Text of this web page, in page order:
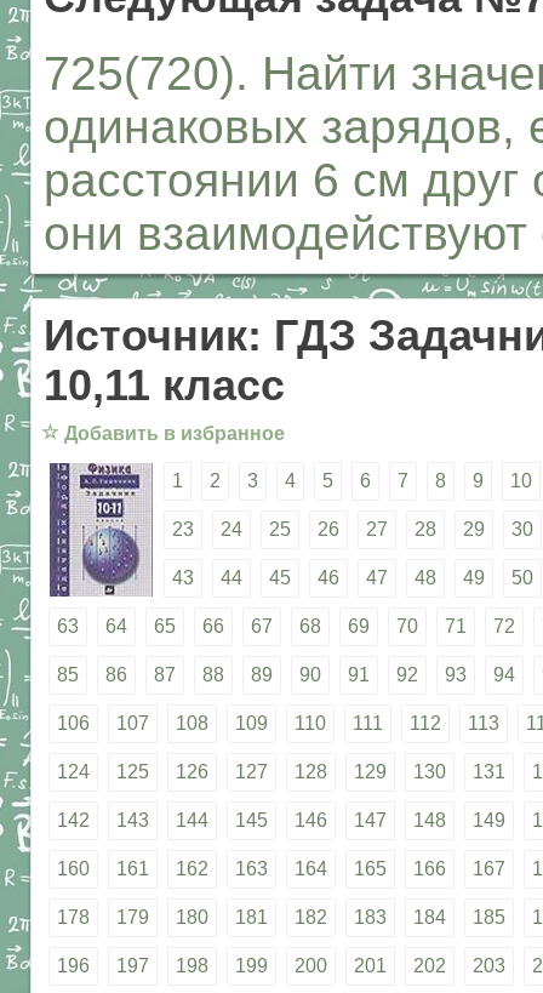
725(720). Найти
одинаковых зарядов,
расстоянии 6 см друг
они
Источник: ГДЗ
10,11 класс
☆ Добавить в избранное
1 2 3 4 5 6 7 8 9 10
23 24 25 26 27 28 29 30
43 44 45 46 47 48 49 50
63 64 65 66 67 68 69 70 71 72
85 86 87 88 89 90 91 92 93 94
106 107 108 109 110 111 112 113
124 125 126 127 128 129 130 131
142 143 144 145 146 147 148 149
160 161 162 163 164 165 166 167
178 179 180 181 182 183 184 185
196 197 198 199 200 201 202 203